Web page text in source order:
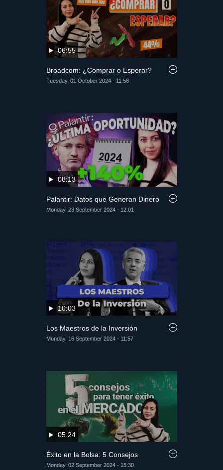
06:55
Broadcom: ¿Comprar o Esperar?
Tuesday, 01 October 2024 - 11:58
08:13
Palantir: Datos que Generan Dinero
Monday, 23 September 2024 - 12:01
10:03
Los Maestros de la Inversión
Monday, 16 September 2024 - 11:57
05:24
Éxito en la Bolsa: 5 Consejos
Monday, 02 September 2024 - 15:30